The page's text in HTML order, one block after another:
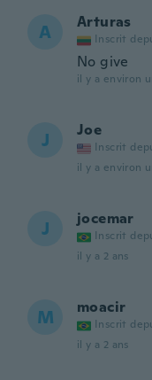
A Arturas
Inscrit
No give
il y a environ
J Joe
Inscrit
il y a environ
J jocemar
Inscrit
il y a 2 ans
M moacir
Inscrit
il y a 2 ans